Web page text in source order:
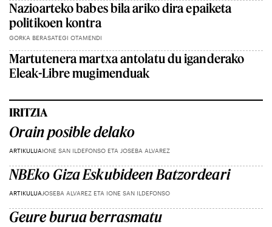
Nazioarteko babes bila ariko dira epaiketa
politikoen kontra
GORKA BERASATEGI OTAMENDI
Martutenera martxa antolatu du iganderako
Eleak-Libre mugimenduak
IRITZIA
Orain posible delako
ARTIKULUAIONE SAN ILDEFONSO ETA JOSEBA ALVAREZ
NBEko Giza Eskubideen Batzordeari
ARTIKULUA JOSEBA ALVAREZ ETA IONE SAN ILDEFONSO
Geure burua berrasmatu